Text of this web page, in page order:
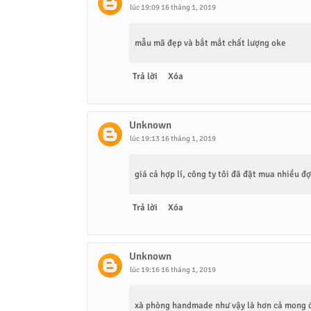
lúc 19:09 16 tháng 1, 2019
mẫu mã đẹp và bắt mắt chất lượng oke
Trả lời Xóa
Unknown
lúc 19:13 16 tháng 1, 2019
giá cả hợp lí, công ty tôi đã đặt mua nhiều
Trả lời Xóa
Unknown
lúc 19:16 16 tháng 1, 2019
xà phòng handmade như vậy là hơn cả mong